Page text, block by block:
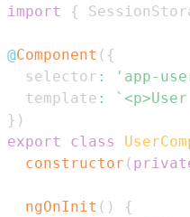
import
{
@Component ( {
  selector
: 'app-
  template
: `
} )
export
class
constructor (
ngOnInit ( )
{